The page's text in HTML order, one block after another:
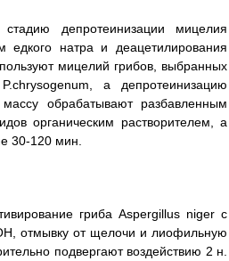
депротеинизации мицелия
едкого натра и деацетилирования
мицелий грибов, выбранных
а депротеинизацию
обрабатывают разбавленным
органическим растворителем, а
30-120 мин.
гриба Aspergillus niger с
отмывку от щелочи и лиофильную
подвергают воздействию 2 н.